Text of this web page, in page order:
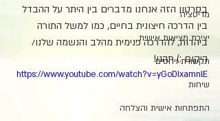
מדיטציה
יצירת מציאות אישית
תקשורת ויחסים
שיחות
התפתחות אישית והצלחה
בסרטון הזה אנחנו מדברים בין היתר על ההבדל
בין הדרכה חיצונית בחיים, כמו למשל התורה
ביהדות, להדרכה פנימית מהלב והנשמה שלנו/
היקום :) תהנו!
https://www.youtube.com/watch?v=yGoDIxamnlE